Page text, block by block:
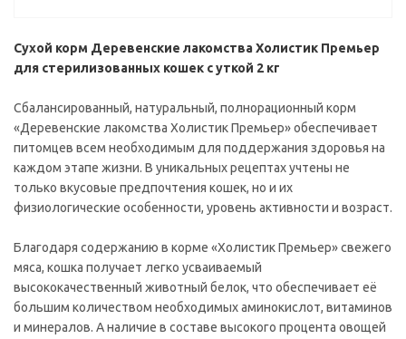
Сухой корм Деревенские лакомства Холистик Премьер
для стерилизованных кошек с уткой 2 кг
Сбалансированный, натуральный, полнорационный корм
«Деревенские лакомства Холистик Премьер» обеспечивает
питомцев всем необходимым для поддержания здоровья на
каждом этапе жизни. В уникальных рецептах учтены не
только вкусовые предпочтения кошек, но и их
физиологические особенности, уровень активности и возраст.
Благодаря содержанию в корме «Холистик Премьер» свежего
мяса, кошка получает легко усваиваемый
высококачественный животный белок, что обеспечивает её
большим количеством необходимых аминокислот, витаминов
и минералов. А наличие в составе высокого процента овощей